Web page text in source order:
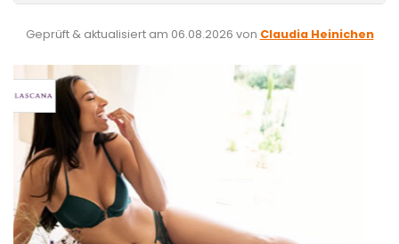
Geprüft & aktualisiert am 06.08.2026 von Claudia Heinichen